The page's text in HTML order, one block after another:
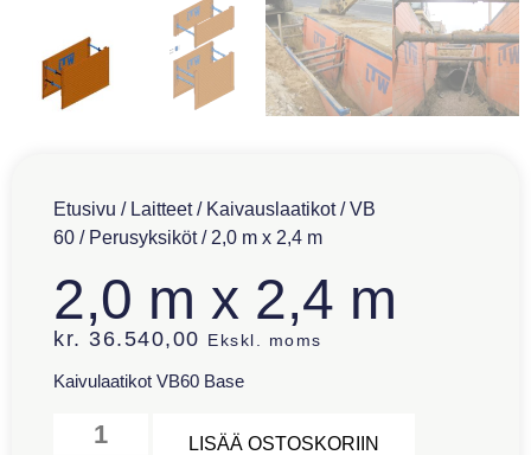
Etusivu / Laitteet/ Kaivauslaatikot/VB
60 / Perusyksiköt/ 2,0 m x 2,4 m
2,0 m x 2,4 m
kr. 36.540,00 Ekskl. moms
Kaivulaatikot VB60 Base
LISÄÄ OSTOSKORIIN